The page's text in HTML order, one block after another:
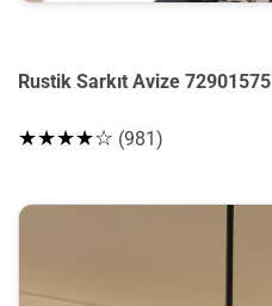
Rustik Sarkıt Avize 72901575
★★★★☆ (981)